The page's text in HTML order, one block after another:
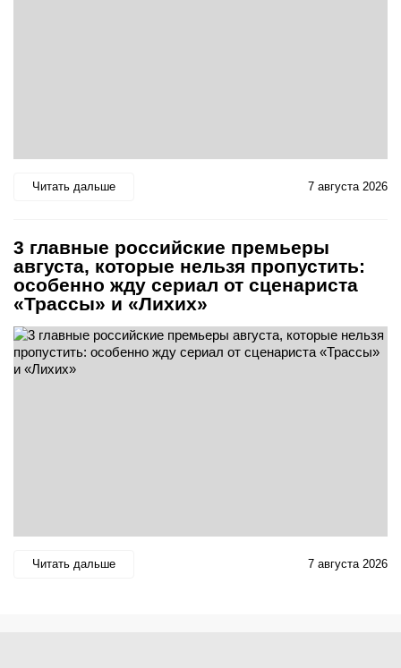
Читать дальше 7 августа 2026
3 главные российские премьеры
августа, которые нельзя пропустить:
особенно жду сериал от сценариста
«Трассы» и «Лихих»
Читать дальше 7 августа 2026